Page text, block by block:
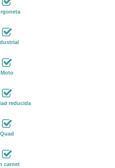
Moto
reducida
Quad
carnet